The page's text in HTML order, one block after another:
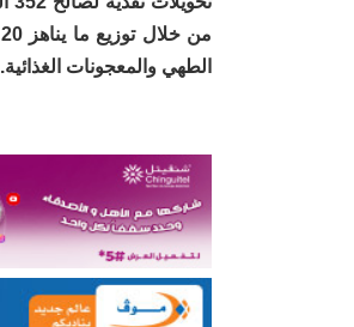
الطهي والمعجونات الغذائية.